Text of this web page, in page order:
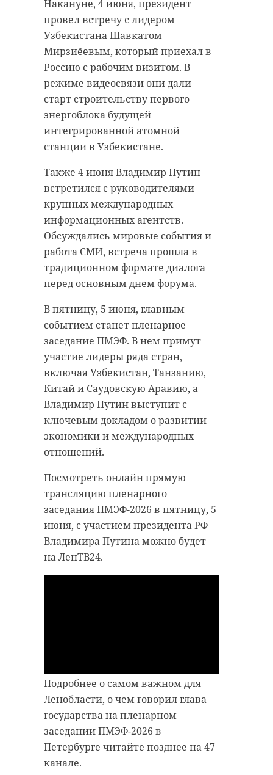
Накануне, 4 июня, президент
провел встречу с лидером
Узбекистана Шавкатом
Мирзиёевым, который приехал в
Россию с рабочим визитом. В
режиме видеосвязи они дали
старт строительству первого
энергоблока будущей
интегрированной атомной
станции в Узбекистане.
Также 4 июня Владимир Путин
встретился с руководителями
крупных международных
информационных агентств.
Обсуждались мировые события и
работа СМИ, встреча прошла в
традиционном формате диалога
перед основным днем форума.
В пятницу, 5 июня, главным
событием станет пленарное
заседание ПМЭФ. В нем примут
участие лидеры ряда стран,
включая Узбекистан, Танзанию,
Китай и Саудовскую Аравию, а
Владимир Путин выступит с
ключевым докладом о развитии
экономики и международных
отношений.
Посмотреть онлайн прямую
трансляцию пленарного
заседания ПМЭФ-2026 в пятницу, 5
июня, с участием президента РФ
Владимира Путина можно будет
на ЛенТВ24.
Подробнее о самом важном для
Ленобласти, о чем говорил глава
государства на пленарном
заседании ПМЭФ-2026 в
Петербурге читайте позднее на 47
канале.
Спасатели ПСО "Берег" и АСС
Выборга организовали поиск
вдоль береговой линии.
Пропавших нашли — угрозы
жизни и здоровью нет.
Фото: Изображение создано при
помощи нейросети
выборгский район
Поделиться статьей:
РЕКОМЕНДУЕМ
Пожарные
потушили
горящий дом в
поселке Лужки
01 сентября 2020, 09:47
Спасатели
подняли с
озера тело
31 октября 2022, 19:45
произошел в Колтушском
городском поселении.
Спасатели ПСО Шлиссельбурга
прибыли на место происшествия.
Они, осмотрев водоем,
обнаружили тело молодого
человека и доставили на берег.
В настоящее время спасатели
полиции для проведения
дальнейших процессуальных
действий.
Фото: Изображение создано при
помощи нейросети
спасатели утонул человек
Поделиться статьей: